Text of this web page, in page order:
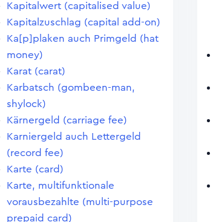
Kapitalwert (capitalised value)
Kapitalzuschlag (capital add-on)
Ka[p]plaken auch Primgeld (hat
money)
Karat (carat)
Karbatsch (gombeen-man,
shylock)
Kärnergeld (carriage fee)
Karniergeld auch Lettergeld
(record fee)
Karte (card)
Karte, multifunktionale
vorausbezahlte (multi-purpose
prepaid card)